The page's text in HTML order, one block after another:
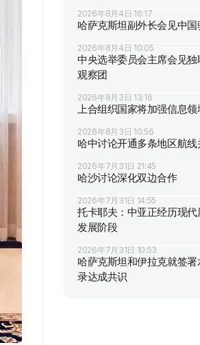
2026年8月4日 16:17
哈萨克斯坦副外长会见中国
2026年8月4日 10:05
中央选举委员会主席会见
观察团
2026年8月3日 13:16
上合组织国家将加强信息领
2026年8月3日 10:56
哈中讨论开通多条地区航
2026年7月31日 21:45
哈沙讨论深化双边合作
2026年7月31日 14:55
托卡耶夫：中亚正经历现
发展阶段
2026年7月31日 10:53
哈萨克斯坦和伊拉克就签
录达成共识